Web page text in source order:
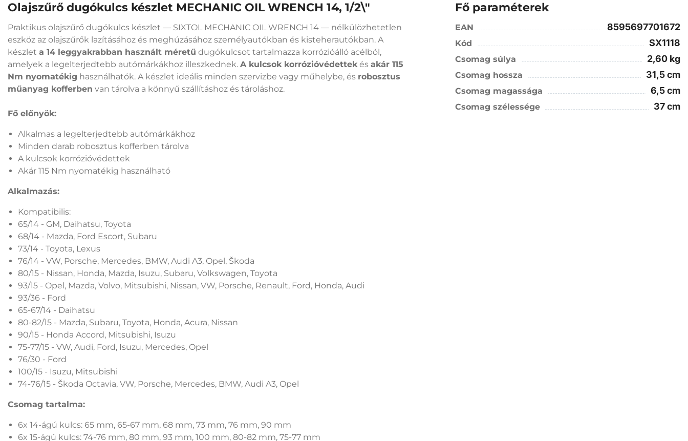
Olajszűrő dugókulcs készlet MECHANIC OIL WRENCH 14, 1/2\"
Praktikus olajszűrő dugókulcs készlet — SIXTOL MECHANIC OIL WRENCH 14 — nélkülözhetetlen
eszköz az olajszűrők lazításához és meghúzásához személyautókban és kisteherautókban. A
készlet a 14 leggyakrabban használt méretű dugókulcsot tartalmazza korrózióálló acélból,
amelyek a legelterjedtebb autómárkákhoz illeszkednek. A kulcsok korrózióvédettekés akár 115
Nm nyomatékig használhatók. A készlet ideális minden szervizbe vagy műhelybe, és robosztus
műanyag kofferben van tárolva a könnyű szállításhoz és tároláshoz.
Fő előnyök:
Alkalmas a legelterjedtebb autómárkákhoz
Minden darab robosztus kofferben tárolva
A kulcsok korrózióvédettek
Akár 115 Nm nyomatékig használható
Alkalmazás:
Kompatibilis:
65/14 - GM, Daihatsu, Toyota
68/14 - Mazda, Ford Escort, Subaru
73/14 - Toyota, Lexus
76/14 - VW, Porsche, Mercedes, BMW, Audi A3, Opel, Škoda
80/15 - Nissan, Honda, Mazda, Isuzu, Subaru, Volkswagen, Toyota
93/15 - Opel, Mazda, Volvo, Mitsubishi, Nissan, VW, Porsche, Renault, Ford, Honda, Audi
93/36 - Ford
65-67/14 - Daihatsu
80-82/15 - Mazda, Subaru, Toyota, Honda, Acura, Nissan
90/15 - Honda Accord, Mitsubishi, Isuzu
75-77/15 - VW, Audi, Ford, Isuzu, Mercedes, Opel
76/30 - Ford
100/15 - Isuzu, Mitsubishi
74-76/15 - Škoda Octavia, VW, Porsche, Mercedes, BMW, Audi A3, Opel
Csomag tartalma:
6x 14-ágú kulcs: 65 mm, 65-67 mm, 68 mm, 73 mm, 76 mm, 90 mm
6x 15-ágú kulcs: 74-76 mm, 80 mm, 93 mm, 100 mm, 80-82 mm, 75-77 mm
Fő paraméterek
EAN 8595697701672
Kód SX1118
Csomag súlya 2,60 kg
Csomag hossza 31,5 cm
Csomag magassága 6,5 cm
Csomag szélessége 37 cm